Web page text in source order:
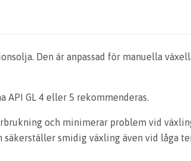
Den är anpassad för manuella
API GL 4 eller 5 rekommenderas.
och minimerar problem vid
smidig växling även vid låga